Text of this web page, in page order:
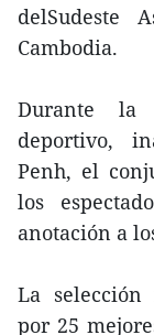
delSudeste
Cambodia.
Durante la
deportivo,
Penh, el
los
anotación a
La
por 25